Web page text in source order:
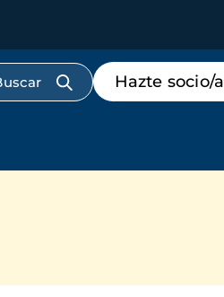
Menú
de
destacados
Hazte socio/a